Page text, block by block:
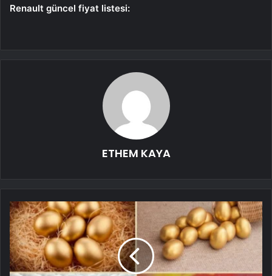
Renault güncel fiyat listesi:
ETHEM KAYA